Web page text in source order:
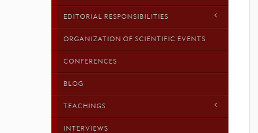
EDITORIAL RESPONSIBILITIES
ORGANIZATION OF SCIENTIFIC EVENTS
CONFERENCES
BLOG
TEACHINGS
INTERVIEWS